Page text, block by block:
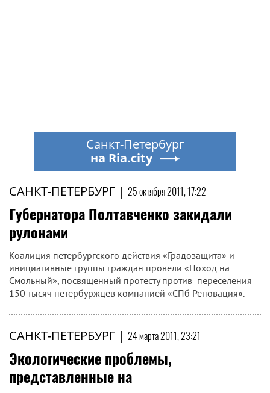
САНКТ-ПЕТЕРБУРГ | 25 октября 2011, 17:22
Губернатора Полтавченко закидали
рулонами
Коалиция петербургского действия «Градозащита» и
инициативные группы граждан провели «Поход на
Смольный», посвященный протесту против переселения
150 тысяч петербуржцев компанией «СПб Реновация».
САНКТ-ПЕТЕРБУРГ | 24 марта 2011, 23:21
Экологические проблемы,
представленные на
Санкт-Петербург
на Ria.city